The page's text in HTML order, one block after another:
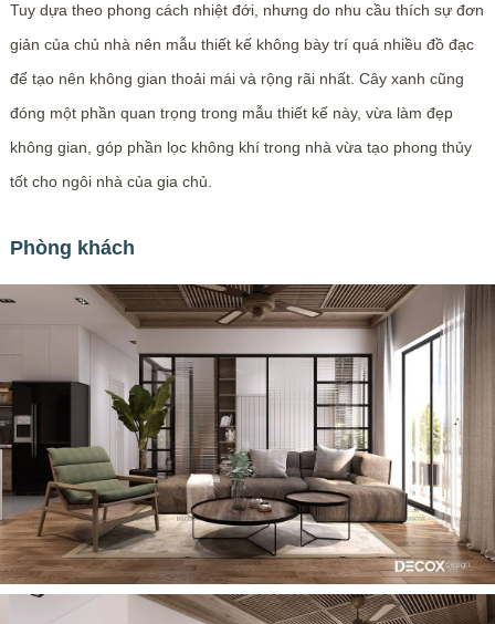
Tuy dựa theo phong cách nhiệt đới, nhưng do nhu cầu thích sự đơn
giản của chủ nhà nên mẫu thiết kế không bày trí quá nhiều đồ đạc
để tạo nên không gian thoải mái và rộng rãi nhất. Cây xanh cũng
đóng một phần quan trọng trong mẫu thiết kế này, vừa làm đẹp
không gian, góp phần lọc không khí trong nhà vừa tạo phong thủy
tốt cho ngôi nhà của gia chủ.
Phòng khách